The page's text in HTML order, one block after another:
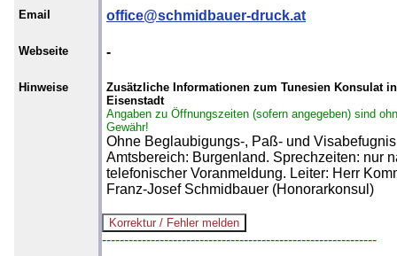
Email office@schmidbauer-druck.at
Webseite -
Hinweise
Zusätzliche Informationen zum Tunesien Konsulat in
Eisenstadt
Angaben zu Öffnungszeiten (sofern angegeben) sind
Gewähr!
Ohne Beglaubigungs-, Paß- und
Amtsbereich: Burgenland. Sprechzeiten: nur
telefonischer Voranmeldung. Leiter: Herr
Franz-Josef Schmidbauer (Honorarkonsul)
--------------------------------------------------------------